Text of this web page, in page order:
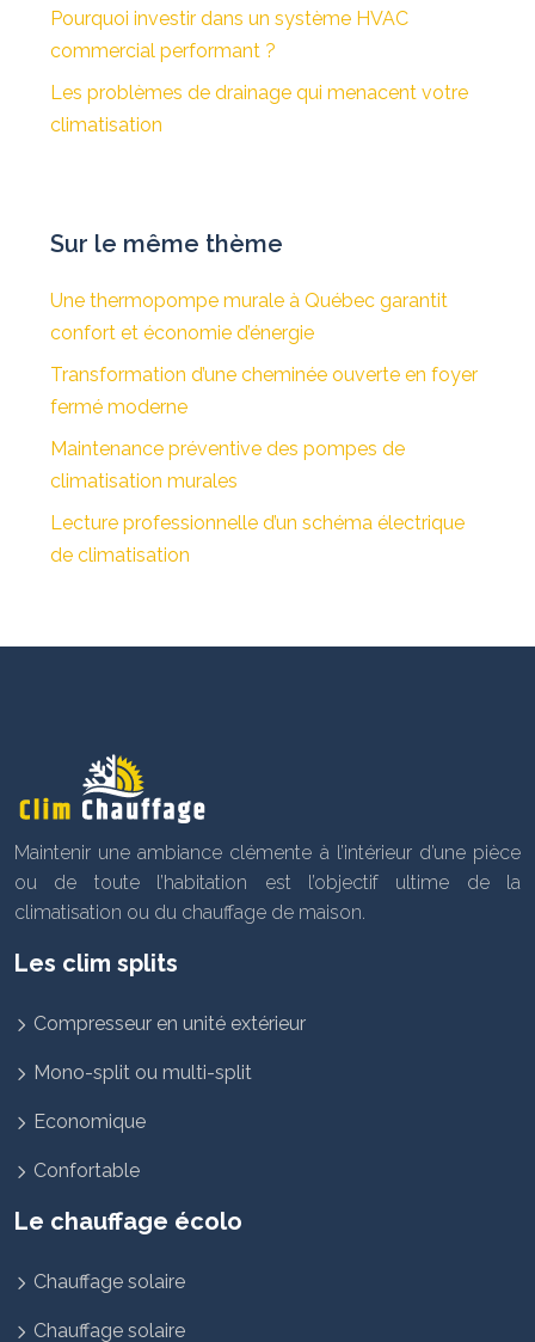
Pourquoi investir dans un système HVAC
commercial performant ?
Les problèmes de drainage qui menacent votre
climatisation
Sur le même thème
Une thermopompe murale à Québec garantit
confort et économie d’énergie
Transformation d’une cheminée ouverte en foyer
fermé moderne
Maintenance préventive des pompes de
climatisation murales
Lecture professionnelle d’un schéma électrique
de climatisation
Maintenir une ambiance clémente à l’intérieur d’une pièce
ou de toute l’habitation est l’objectif ultime de la
climatisation ou du chauffage de maison.
Les clim splits
Compresseur en unité extérieur
Mono-split ou multi-split
Economique
Confortable
Le chauffage écolo
Chauffage solaire
Chauffage solaire